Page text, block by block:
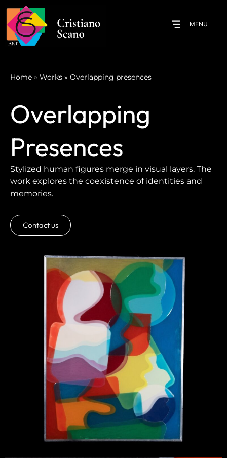
MENU
Home » Works » Overlapping presences
Overlapping
Presences
Stylized human figures merge in visual layers. The
work explores the coexistence of identities and
memories.
Contact us